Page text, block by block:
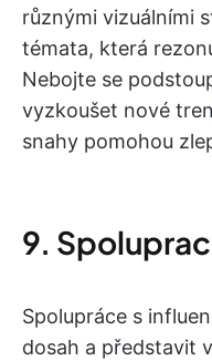
různými vizuálními
témata, která
Nebojte se
vyzkoušet nové
snahy pomohou
9.
Spolupráce s
dosah a představit